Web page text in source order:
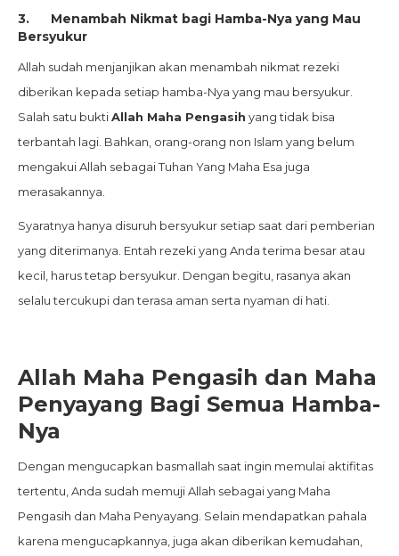
3.
Menambah Nikmat bagi Hamba-Nya yang Mau
Bersyukur
Allah sudah menjanjikan akan menambah nikmat rezeki
diberikan kepada setiap hamba-Nya yang mau bersyukur.
Salah satu buktiAllah Maha Pengasih yang tidak bisa
terbantah lagi. Bahkan, orang-orang non Islam yang belum
mengakui Allah sebagai Tuhan Yang Maha Esa juga
merasakannya.
Syaratnya hanya disuruh bersyukur setiap saat dari pemberian
yang diterimanya. Entah rezeki yang Anda terima besar atau
kecil, harus tetap bersyukur. Dengan begitu, rasanya akan
selalu tercukupi dan terasa aman serta nyaman di hati.
Allah Maha Pengasih dan Maha
Penyayang Bagi Semua Hamba-
Nya
Dengan mengucapkan basmallah saat ingin memulai aktifitas
tertentu, Anda sudah memuji Allah sebagai yang Maha
Pengasih dan Maha Penyayang. Selain mendapatkan pahala
karena mengucapkannya, juga akan diberikan kemudahan,